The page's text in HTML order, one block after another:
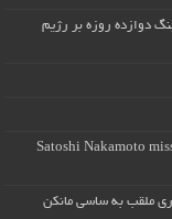
دوازده روزه بر رژیم
Satoshi Nakamoto
ملقب به ساسی مانکن